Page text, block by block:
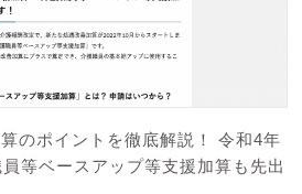
のポイントを徹底解説！ 令和4年
等ベースアップ等支援加算も先出